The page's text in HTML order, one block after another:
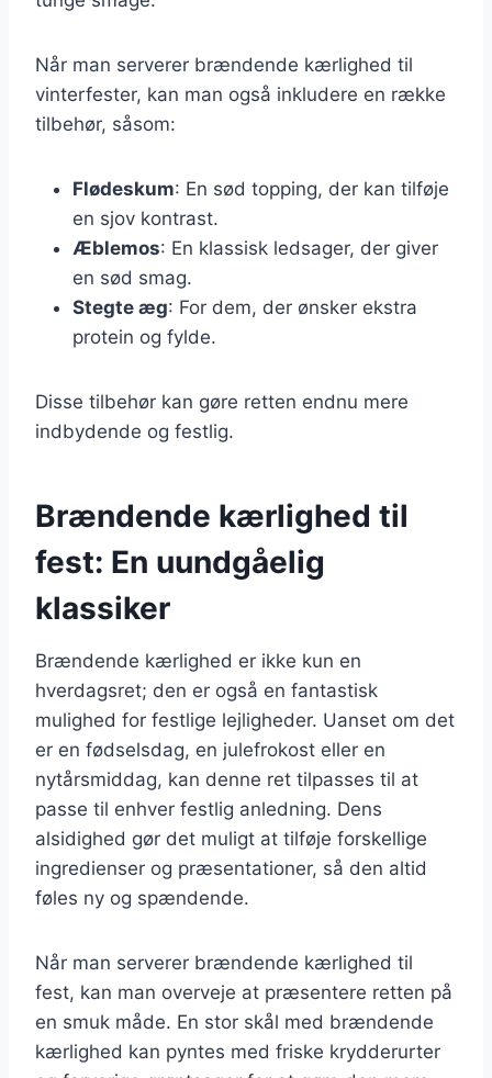
Når man serverer brændende kærlighed til
vinterfester, kan man også inkludere en række
tilbehør, såsom:
Flødeskum: En sød topping, der kan tilføje
en sjov kontrast.
Æblemos: En klassisk ledsager, der giver
en sød smag.
Stegte æg: For dem, der ønsker ekstra
protein og fylde.
Disse tilbehør kan gøre retten endnu mere
indbydende og festlig.
Brændende kærlighed til
fest: En uundgåelig
klassiker
Brændende kærlighed er ikke kun en
hverdagsret; den er også en fantastisk
mulighed for festlige lejligheder. Uanset om det
er en fødselsdag, en julefrokost eller en
nytårsmiddag, kan denne ret tilpasses til at
passe til enhver festlig anledning. Dens
alsidighed gør det muligt at tilføje forskellige
ingredienser og præsentationer, så den altid
føles ny og spændende.
Når man serverer brændende kærlighed til
fest, kan man overveje at præsentere retten på
en smuk måde. En stor skål med brændende
kærlighed kan pyntes med friske krydderurter